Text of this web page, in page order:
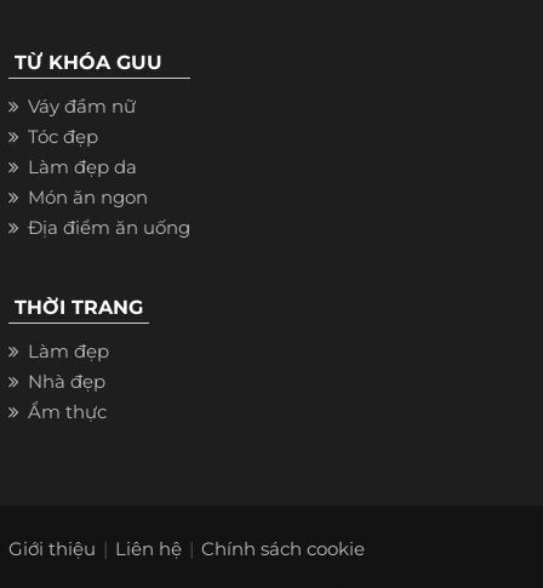
TỪ KHÓA GUU
Váy đầm nữ
Tóc đẹp
Làm đẹp da
Món ăn ngon
Địa điểm ăn uống
THỜI TRANG
Làm đẹp
Nhà đẹp
Ẩm thực
Giới thiệu Liên hệ Chính sách cookie